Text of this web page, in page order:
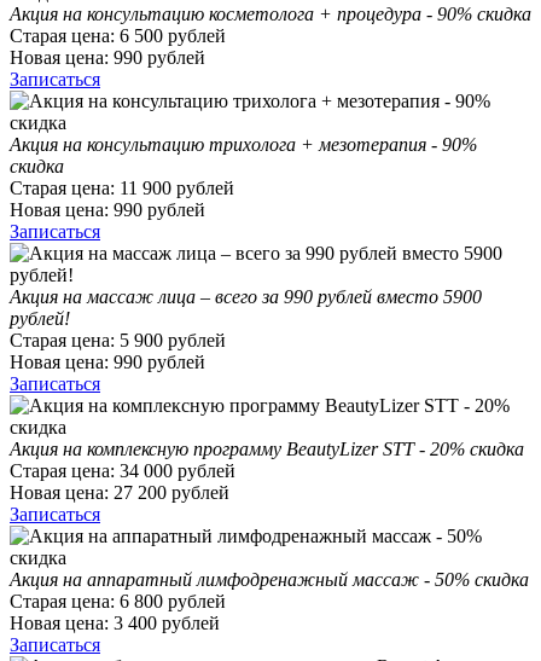
Акция на консультацию косметолога + процедура - 90% скидка
Старая цена: 6 500 рублей
Новая цена: 990 рублей
Записаться
Акция на консультацию трихолога + мезотерапия - 90%
скидка
Старая цена: 11 900 рублей
Новая цена: 990 рублей
Записаться
Акция на массаж лица – всего за 990 рублей вместо 5900
рублей!
Старая цена: 5 900 рублей
Новая цена: 990 рублей
Записаться
Акция на комплексную программу BeautyLizer STT - 20% скидка
Старая цена: 34 000 рублей
Новая цена: 27 200 рублей
Записаться
Акция на аппаратный лимфодренажный массаж - 50% скидка
Старая цена: 6 800 рублей
Новая цена: 3 400 рублей
Записаться